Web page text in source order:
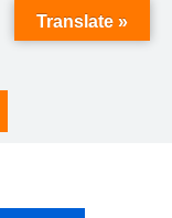
Translate »